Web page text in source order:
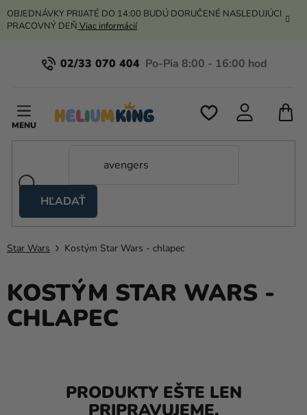
Prejsť
na
OBJEDNÁVKY PRIJATÉ DO 14:00 BUDÚ DORUČENÉ NASLEDUJÚCI
PRACOVNÝ DEŇ Viac informácií
02/33 070 404
HĽADAŤ
stany
Kanekalon
Hélium
a
balóny
Výzdoba
Star Wars Kostým Star Wars - chlapec
KOSTÝM STAR WARS -
CHLAPEC
PRODUKTY EŠTE LEN
PRIPRAVUJEME.